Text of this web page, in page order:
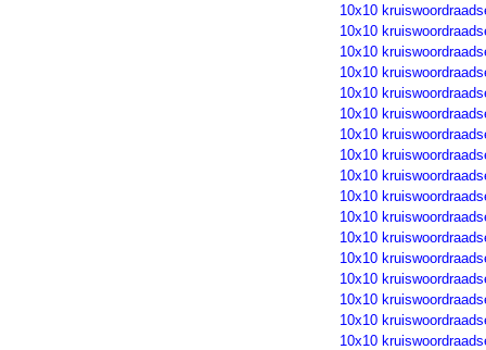
10x10
10x10
10x10
10x10
10x10
10x10
10x10
10x10
10x10
10x10
10x10
10x10
10x10
10x10
10x10
10x10
10x10